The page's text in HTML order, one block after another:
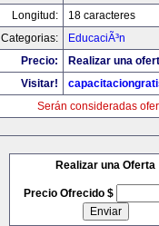
Longitud:
18 caracteres
Categorias:
EducaciÃ³n
Precio:
Realizar una
Visitar!
Serán consideradas
Realizar una Oferta
Precio Ofrecido $